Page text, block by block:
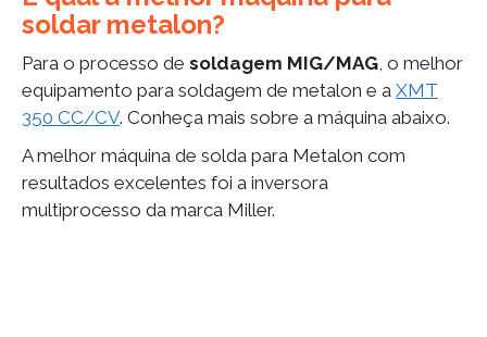
soldar metalon?
Para o processo de soldagem MIG/MAG , o melhor
equipamento para soldagem de metalon e a XMT
350 CC/CV. Conheça mais sobre a máquina abaixo.
A melhor máquina de solda para Metalon com
resultados excelentes foi a inversora
multiprocesso da marca Miller.